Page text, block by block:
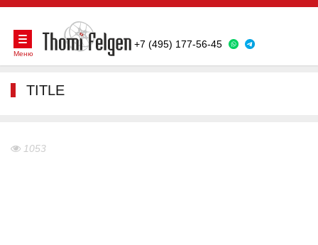
+7 (495) 177-56-45
Меню
TITLE
1053